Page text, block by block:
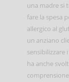
una madre si
fare la spesa
allergico al
un anziano
sensibilizzare
ha anche